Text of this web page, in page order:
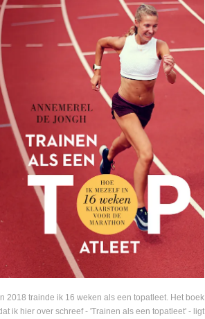
2018 trainde ik 16 weken als een topatleet. Het boek
ik hier over schreef - 'Trainen als een topatleet' - ligt